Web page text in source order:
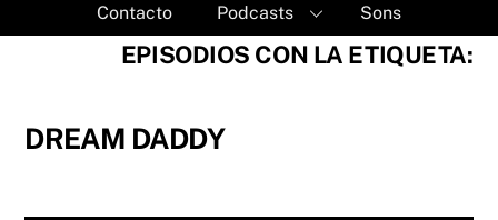
Contacto Podcasts Sons
EPISODIOS CON LA ETIQUETA:
DREAM DADDY